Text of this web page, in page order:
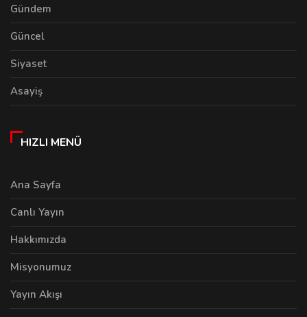
Gündem
Güncel
Siyaset
Asayiş
HIZLI MENÜ
Ana Sayfa
Canlı Yayın
Hakkımızda
Misyonumuz
Yayın Akışı